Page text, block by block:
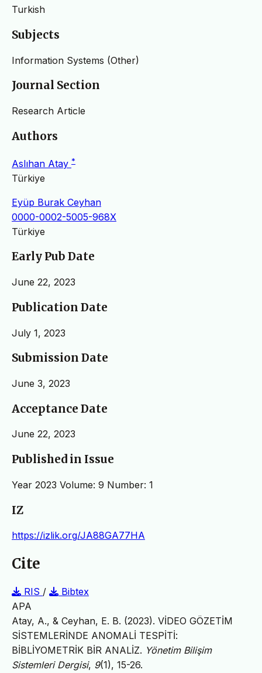
Turkish
Subjects
Information Systems (Other)
Journal Section
Research Article
Authors
Aslıhan Atay *
Türkiye
Eyüp Burak Ceyhan
0000-0002-5005-968X
Türkiye
Early Pub Date
June 22, 2023
Publication Date
July 1, 2023
Submission Date
June 3, 2023
Acceptance Date
June 22, 2023
Published in Issue
Year 2023 Volume: 9 Number: 1
IZ
https://izlik.org/JA88GA77HA
Cite
RIS /
Bibtex
APA
Atay, A., & Ceyhan, E. B. (2023). VİDEO GÖZETİM
SİSTEMLERİNDE ANOMALİ TESPİTİ:
BİBLİYOMETRİK BİR ANALİZ. Yönetim Bilişim
Sistemleri Dergisi, 9(1), 15-26.